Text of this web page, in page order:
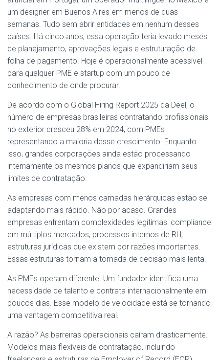
um designer em Buenos Aires em menos de duas
semanas. Tudo sem abrir entidades em nenhum desses
países. Há cinco anos, essa operação teria levado meses
de planejamento, aprovações legais e estruturação de
folha de pagamento. Hoje é operacionalmente acessível
para qualquer PME e startup com um pouco de
conhecimento de onde procurar.
De acordo com o Global Hiring Report 2025 da Deel, o
número de empresas brasileiras contratando profissionais
no exterior cresceu 28% em 2024, com PMEs
representando a maioria desse crescimento. Enquanto
isso, grandes corporações ainda estão processando
internamente os mesmos planos que expandiriam seus
limites de contratação.
As empresas com menos camadas hierárquicas estão se
adaptando mais rápido. Não por acaso. Grandes
empresas enfrentam complexidades legítimas: compliance
em múltiplos mercados, processos internos de RH,
estruturas jurídicas que existem por razões importantes.
Essas estruturas tornam a tomada de decisão mais lenta.
As PMEs operam diferente. Um fundador identifica uma
necessidade de talento e contrata internacionalmente em
poucos dias. Esse modelo de velocidade está se tornando
uma vantagem competitiva real.
A razão? As barreiras operacionais caíram drasticamente.
Modelos mais flexíveis de contratação, incluindo